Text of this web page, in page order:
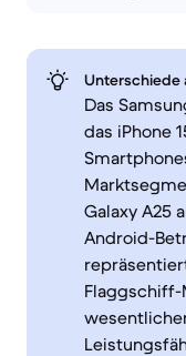
Unterschiede
Das
das iPhone
Galaxy A25
Android-
Flaggschiff-